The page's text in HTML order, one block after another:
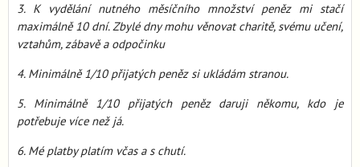
3. K vydělání nutného měsíčního množství peněz mi stačí
maximálně 10 dní. Zbylé dny mohu věnovat charitě, svému učení,
vztahům, zábavě a odpočinku
4. Minimálně 1/10 přijatých peněz si ukládám stranou.
5. Minimálně 1/10 přijatých peněz daruji někomu, kdo je
potřebuje více než já.
6. Mé platby platím včas a s chutí.